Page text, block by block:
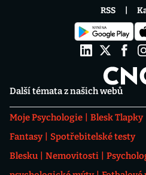
Další témata z našich webů
Moje Psychologie Blesk Tlapky
Fantasy
Spotřebitelské testy
Blesku
Nemovitosti
RSS